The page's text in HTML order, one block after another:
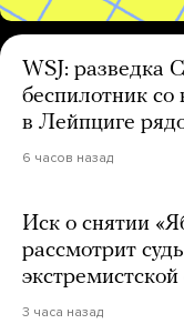
WSJ: разведка
беспилотник
в Лейпциге
6 часов назад
Иск о снятии
рассмотрит
3 часа назад